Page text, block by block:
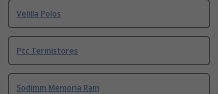
Velilla Polos
Ptc Termistores
Sodimm Memoria Ram